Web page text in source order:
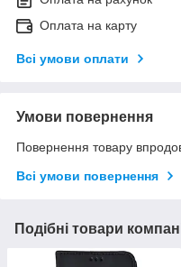
Оплата на карту
Всі умови оплати
Умови повернення
Повернення товару
Всі умови повернення
Подібні товари